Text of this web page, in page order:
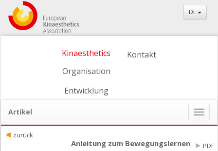
DE
Kinaesthetics
Organisation
Entwicklung
Kontakt
Artikel
ein-/
zurück
Anleitung zum Bewegungslernen
PDF